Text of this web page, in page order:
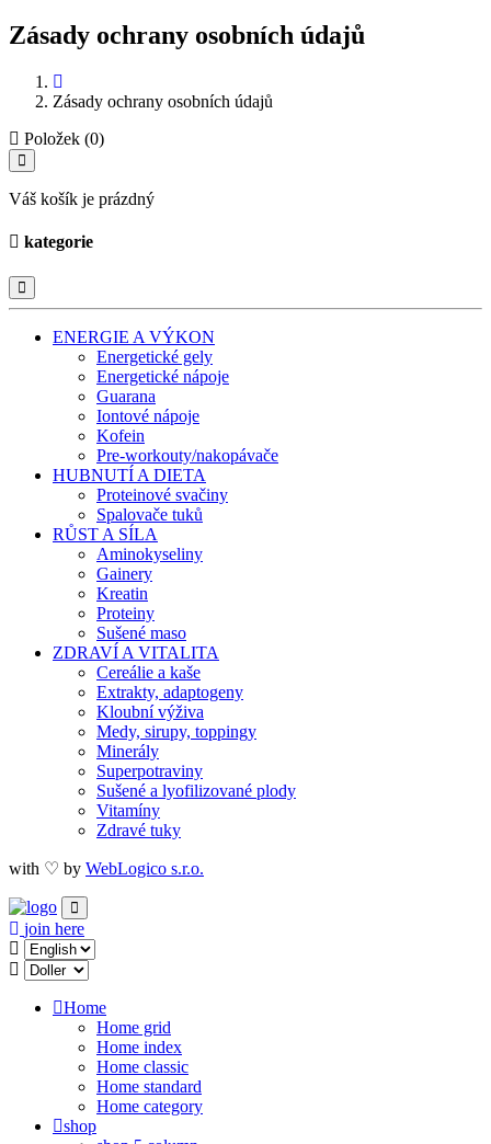
Zásady ochrany osobních údajů
Zásady ochrany osobních údajů
Položek (0)
Váš košík je prázdný
kategorie
ENERGIE A VÝKON
Energetické gely
Energetické nápoje
Guarana
Iontové nápoje
Kofein
Pre-workouty/nakopávače
HUBNUTÍ A DIETA
Proteinové svačiny
Spalovače tuků
RŮST A SÍLA
Aminokyseliny
Gainery
Kreatin
Proteiny
Sušené maso
ZDRAVÍ A VITALITA
Cereálie a kaše
Extrakty, adaptogeny
Kloubní výživa
Medy, sirupy, toppingy
Minerály
Superpotraviny
Sušené a lyofilizované plody
Vitamíny
Zdravé tuky
with ♡ by WebLogico s.r.o.
join here
Home
Home grid
Home index
Home classic
Home standard
Home category
shop